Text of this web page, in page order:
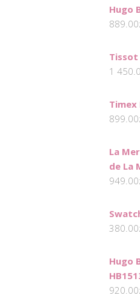
Hugo
889.00
Tissot
1
Timex
899.00
La
de La
949.00
380.00
Hugo
920.00